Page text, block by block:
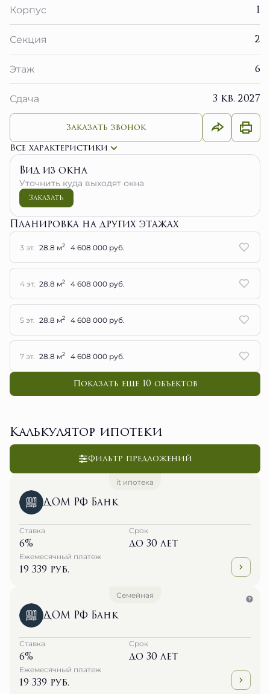
Корпус 1
Секция 2
Этаж 6
Сдача 3 кв. 2027
Заказать звонок
Все характеристики
Вид из окна
Уточнить куда выходят окна
Заказать
Планировка на других этажах
3 эт. 28.8 м2 4 608 000 руб.
4 эт. 28.8 м2 4 608 000 руб.
5 эт. 28.8 м2 4 608 000 руб.
7 эт. 28.8 м2 4 608 000 руб.
Показать еще 10 объектов
Калькулятор ипотеки
Фильтр предложений
it ипотека
ДОМ РФ Банк
Ставка
6%
Срок
до 30 лет
Ежемесячный платеж
19 339 руб.
Семейная
ДОМ РФ Банк
Ставка
6%
Срок
до 30 лет
Ежемесячный платеж
19 339 руб.